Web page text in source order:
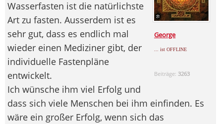
George
... ist OFFLINE
Beiträge: 3263
Wasserfasten ist die natürlichste
Art zu fasten. Ausserdem ist es
sehr gut, dass es endlich mal
wieder einen Mediziner gibt, der
individuelle Fastenpläne
entwickelt.
Ich wünsche ihm viel Erfolg und
dass sich viele Menschen bei ihm einfinden. Es
wäre ein großer Erfolg, wenn sich das